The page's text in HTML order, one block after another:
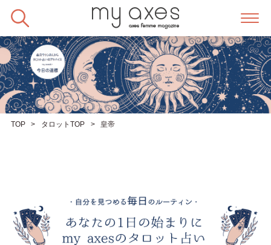
TOP タロットTOP 皇帝